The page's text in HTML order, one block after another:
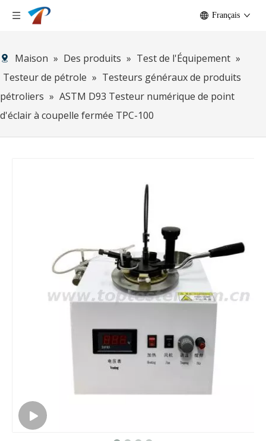
Français
Maison » Des produits » Test de l'Équipement »
Testeur de pétrole » Testeurs généraux de produits
pétroliers » ASTM D93 Testeur numérique de point
d'éclair à coupelle fermée TPC-100